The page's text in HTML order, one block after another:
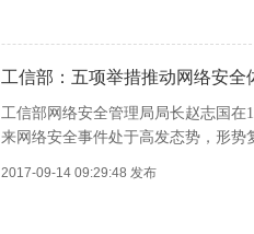
工信部：五项举措推动网络安全
工信部网络安全管理局局长赵志国在
来网络安全事件处于高发态势，形
2017-09-14 09:29:48 发布